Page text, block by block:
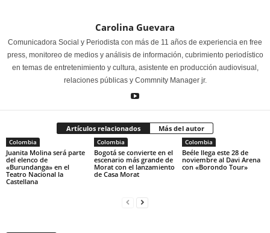
Carolina Guevara
Comunicadora Social y Periodista con más de 11 años de experiencia en free
press, monitoreo de medios y análisis de información, cubrimiento periodístico
en temas de entretenimiento y cultura, asistente en producción audiovisual,
relaciones públicas y Commnity Manager jr.
Artículos relacionados Más del autor
Colombia
Juanita Molina será parte
del elenco de
«Burundanga» en el
Teatro Nacional la
Castellana
Colombia
Bogotá se convierte en el
escenario más grande de
Morat con el lanzamiento
de Casa Morat
Colombia
Beéle llega este 28 de
noviembre al Davi Arena
con «Borondo Tour»